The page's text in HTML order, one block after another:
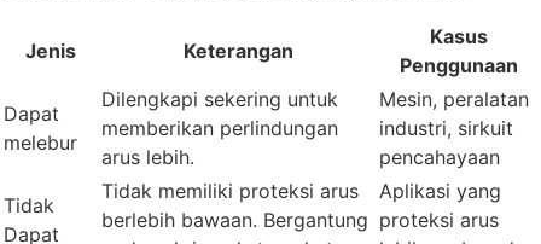
Jenis Keterangan
Kasus
Penggunaan
Dapat
melebur
Dilengkapi sekering untuk
memberikan perlindungan
arus lebih.
Mesin, peralatan
industri, sirkuit
pencahayaan
Tidak
Dapat
Tidak memiliki proteksi arus
berlebih bawaan. Bergantung
Aplikasi yang
proteksi arus